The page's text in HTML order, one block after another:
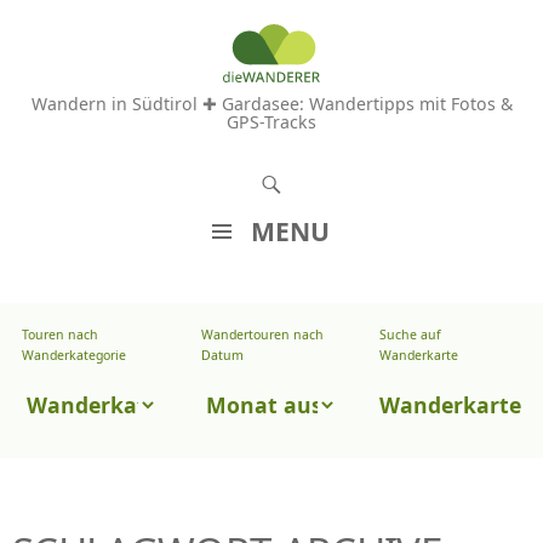
Wandern in Südtirol ✚ Gardasee: Wandertipps mit Fotos &
GPS-Tracks
MENU
M
S
Touren nach
Wanderkategorie
Touren
Wandertouren nach
Datum
Wandertouren
Datum
Suche auf
Wanderkarte
Wanderkarte